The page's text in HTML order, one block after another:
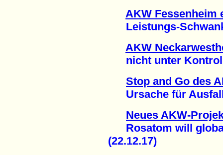
AKW Fessenheim
Leistungs-
AKW
nicht unter
Stop and Go des
Ursache für Ausfall
Neues AKW-
Rosatom will
(22.12.17)